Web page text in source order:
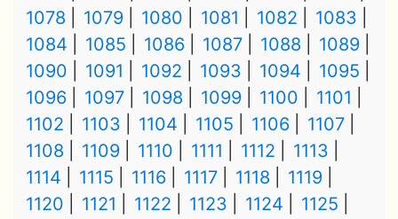
1078
1079 1080 1081 1082
1083
1084
1085 1086 1087 1088
1089
1090
1091 1092 1093 1094
1095
1096
1097 1098 1099 1100
1101
1102
1103 1104 1105 1106
1107
1108
1109 1110 1111 1112
1113
1114
1115 1116 1117 1118
1119
1120
1121 1122 1123 1124
1125